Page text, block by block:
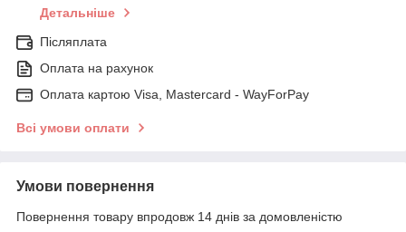
Детальніше
Післяплата
Оплата на рахунок
Оплата картою Visa, Mastercard - WayForPay
Всі умови оплати
Умови повернення
Повернення товару впродовж 14 днів за домовленістю